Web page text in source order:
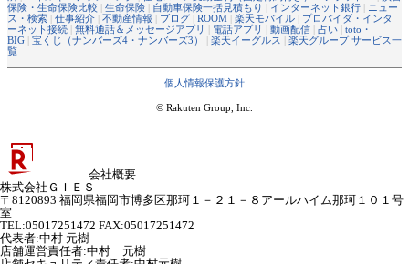
保険・生命保険比較 | 生命保険 | 自動車保険一括見積もり | インターネット銀行 | ニュー
ス・検索 | 仕事紹介 | 不動産情報 | ブログ | ROOM | 楽天モバイル | プロバイダ・インタ
ーネット接続 | 無料通話＆メッセージアプリ | 電話アプリ | 動画配信 | 占い | toto・
BIG | 宝くじ（ナンバーズ4・ナンバーズ3） | 楽天イーグルス | 楽天グループ サービス一
覧
個人情報保護方針
© Rakuten Group, Inc.
会社概要
株式会社ＧＩＥＳ
〒8120893 福岡県福岡市博多区那珂１－２１－８アールハイム那珂１０１号
室
TEL:05017251472 FAX:05017251472
代表者:中村 元樹
店舗運営責任者:中村 元樹